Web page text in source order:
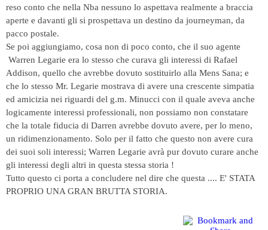
reso conto che nella Nba nessuno lo aspettava realmente a braccia
aperte e davanti gli si prospettava un destino da journeyman, da
pacco postale.
Se poi aggiungiamo, cosa non di poco conto, che il suo agente
Warren Legarie era lo stesso che curava gli interessi di Rafael
Addison, quello che avrebbe dovuto sostituirlo alla Mens Sana; e
che lo stesso Mr. Legarie mostrava di avere una crescente simpatia
ed amicizia nei riguardi del g.m. Minucci con il quale aveva anche
logicamente interessi professionali, non possiamo non constatare
che la totale fiducia di Darren avrebbe dovuto avere, per lo meno,
un ridimenzionamento. Solo per il fatto che questo non avere cura
dei suoi soli interessi; Warren Legarie avrà pur dovuto curare anche
gli interessi degli altri in questa stessa storia !
Tutto questo ci porta a concludere nel dire che questa .... E' STATA
PROPRIO UNA GRAN BRUTTA STORIA.